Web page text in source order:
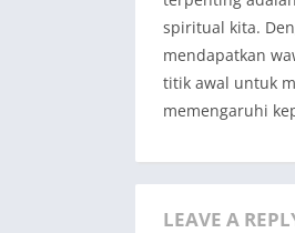
spiritual kita.
mendapatkan
titik awal untuk
memengaruhi
LEAVE A